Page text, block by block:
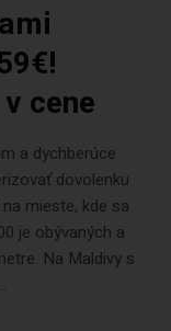
cene
a dychberúce
dovolenku
mieste, kde sa
je obývaných a
Na Maldivy s